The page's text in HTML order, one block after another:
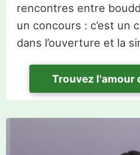
rencontres entre
un concours : c’est un
dans l’ouverture et la
Trouvez l'amour